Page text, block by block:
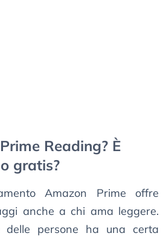
Reading? È
gratis?
Amazon Prime offre
anche a chi ama leggere.
delle persone ha una certa